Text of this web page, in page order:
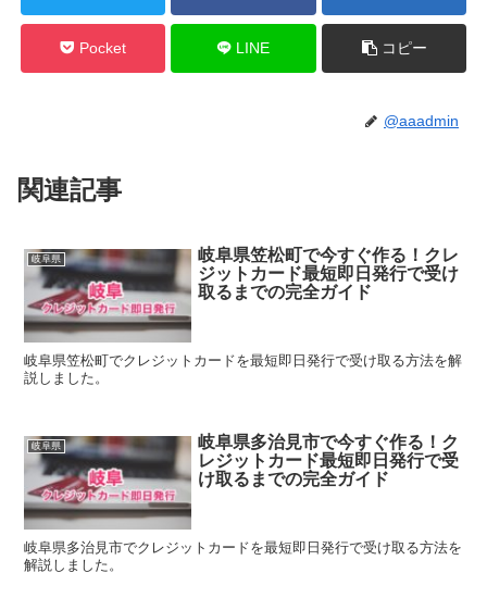
Pocket LINE コピー
@aaadmin
関連記事
岐阜県
岐阜県笠松町で今すぐ作る！クレ
ジットカード最短即日発行で受け
取るまでの完全ガイド
岐阜県笠松町でクレジットカードを最短即日発行で受け取る方法を解
説しました。
岐阜県
岐阜県多治見市で今すぐ作る！ク
レジットカード最短即日発行で受
け取るまでの完全ガイド
岐阜県多治見市でクレジットカードを最短即日発行で受け取る方法を
解説しました。